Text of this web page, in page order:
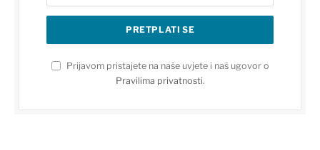
Prijavom pristajete na naše uvjete i naš ugovor o
Pravilima privatnosti.